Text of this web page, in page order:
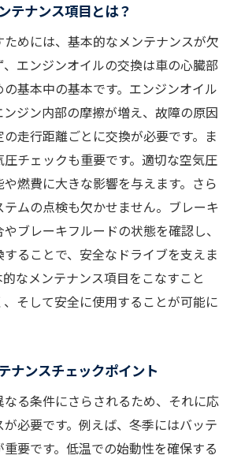
を怠らない理由
空気圧と寿命の関係
ルームの日常チェックポイント
ーの状態を見逃さない
常の早期発見
で見つけた問題の解決法
しがちな車のメンテナンスポイン
の維持方法
フィルターの定期交換
ウウォッシャー液の補充と効果
の点検と交換時期
や錆の対策方法
防ぐための車の状態チェックリス
性能の確認方法
テナンス項目とは？
めには、基本的なメンテナンスが欠
エンジンオイルの交換は車の心臓部
基本中の基本です。エンジンオイル
ジン内部の摩擦が増え、故障の原因
走行距離ごとに交換が必要です。ま
チェックも重要です。適切な空気圧
燃費に大きな影響を与えます。さら
テムの点検も欠かせません。ブレーキ
ブレーキフルードの状態を確認し、
ることで、安全なドライブを支えま
なメンテナンス項目をこなすこと
そして安全に使用することが可能に
ナンスチェックポイント
る条件にさらされるため、それに応
が必要です。例えば、冬季にはバッテ
要です。低温での始動性を確保する